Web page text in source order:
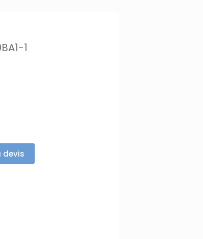
1
devis